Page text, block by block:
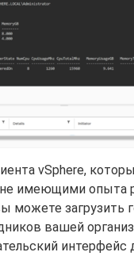
vSphere,
не имеющими опыта
можете
вашей